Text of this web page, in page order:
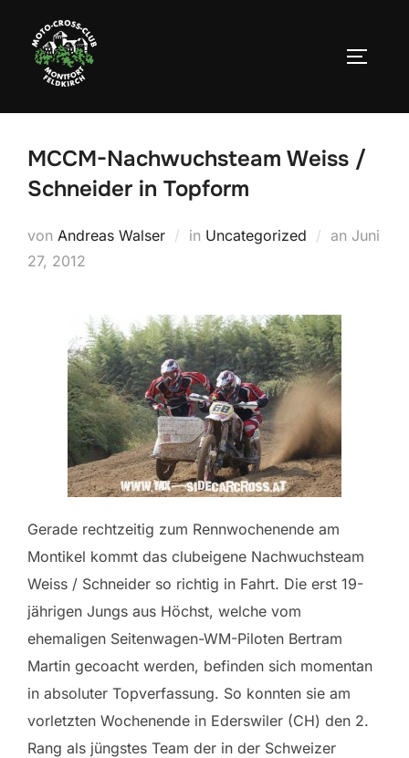
Inhalt
springen
MCCM-Nachwuchsteam Weiss /
Schneider in Topform
von Andreas Walser in Uncategorized an Juni
27, 2012
Gerade rechtzeitig zum Rennwochenende am
Montikel kommt das clubeigene Nachwuchsteam
Weiss / Schneider so richtig in Fahrt. Die erst 19-
jährigen Jungs aus Höchst, welche vom
ehemaligen Seitenwagen-WM-Piloten Bertram
Martin gecoacht werden, befinden sich momentan
in absoluter Topverfassung. So konnten sie am
vorletzten Wochenende in Ederswiler (CH) den 2.
Rang als jüngstes Team der in der Schweizer